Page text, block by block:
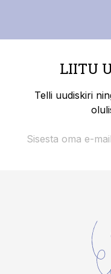
LIITU
Telli uudiskiri